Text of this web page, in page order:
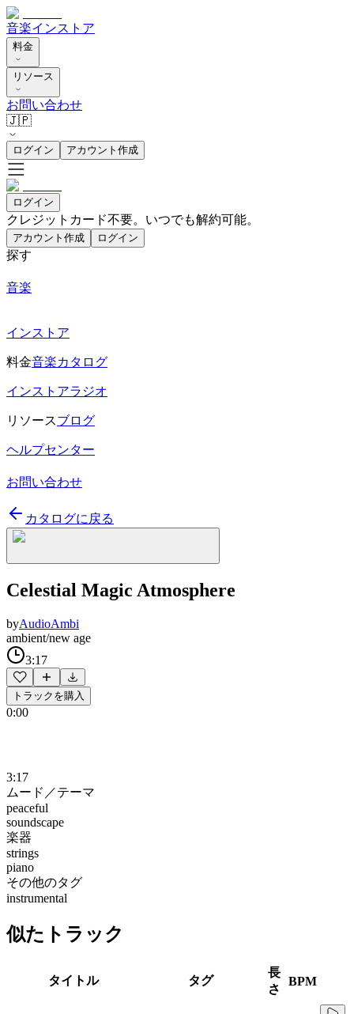
音楽インストア
料金
リソース
お問い合わせ
🇯🇵
ログイン アカウント作成
ログイン
クレジットカード不要。いつでも解約可能。
アカウント作成 ログイン
探す
音楽
インストア
料金音楽カタログ
インストアラジオ
リソースブログ
ヘルプセンター
お問い合わせ
カタログに戻る
Celestial Magic Atmosphere
byAudioAmbi
ambient/new age
3:17
トラックを購入
0:00
3:17
ムード／テーマ
peaceful
soundscape
楽器
strings
piano
その他のタグ
instrumental
似たトラック
タイトル タグ
長
さ
BPM